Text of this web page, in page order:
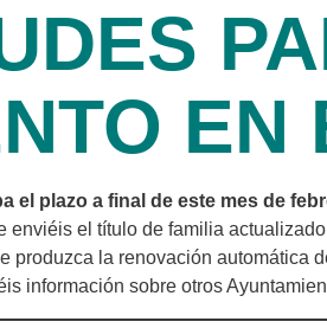
EN
el plazo a final de este mes de
enviéis el título de familia
produzca la renovación automática
información sobre otros